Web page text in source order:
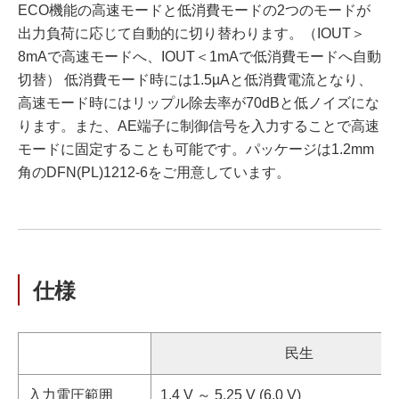
ECO機能の高速モードと低消費モードの2つのモードが
出力負荷に応じて自動的に切り替わります。（IOUT＞
8mAで高速モードへ、IOUT＜1mAで低消費モードへ自動
切替） 低消費モード時には1.5µAと低消費電流となり、
高速モード時にはリップル除去率が70dBと低ノイズにな
ります。また、AE端子に制御信号を入力することで高速
モードに固定することも可能です。パッケージは1.2mm
角のDFN(PL)1212-6をご用意しています。
仕様
民生
入力電圧範囲 1.4 V ～ 5.25 V (6.0 V)